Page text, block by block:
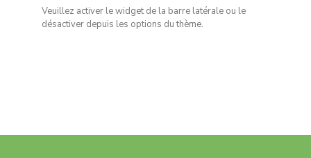
Veuillez activer le widget de la barre latérale ou le
désactiver depuis les options du thème.